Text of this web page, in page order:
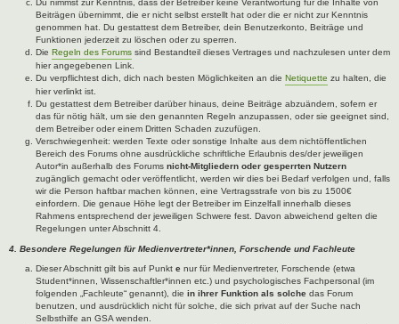
Du nimmst zur Kenntnis, dass der Betreiber keine Verantwortung für die Inhalte von
Beiträgen übernimmt, die er nicht selbst erstellt hat oder die er nicht zur Kenntnis
genommen hat. Du gestattest dem Betreiber, dein Benutzerkonto, Beiträge und
Funktionen jederzeit zu löschen oder zu sperren.
Die Regeln des Forums sind Bestandteil dieses Vertrages und nachzulesen unter dem
hier angegebenen Link.
Du verpflichtest dich, dich nach besten Möglichkeiten an die Netiquette zu halten, die
hier verlinkt ist.
Du gestattest dem Betreiber darüber hinaus, deine Beiträge abzuändern, sofern er
das für nötig hält, um sie den genannten Regeln anzupassen, oder sie geeignet sind,
dem Betreiber oder einem Dritten Schaden zuzufügen.
Verschwiegenheit: werden Texte oder sonstige Inhalte aus dem nichtöffentlichen
Bereich des Forums ohne ausdrückliche schriftliche Erlaubnis des/der jeweiligen
Autor*in außerhalb des Forums nicht-Mitgliedern oder gesperrten Nutzern
zugänglich gemacht oder veröffentlicht, werden wir dies bei Bedarf verfolgen und, falls
wir die Person haftbar machen können, eine Vertragsstrafe von bis zu 1500€
einfordern. Die genaue Höhe legt der Betreiber im Einzelfall innerhalb dieses
Rahmens entsprechend der jeweiligen Schwere fest. Davon abweichend gelten die
Regelungen unter Abschnitt 4.
4. Besondere Regelungen für Medienvertreter*innen, Forschende und Fachleute
Dieser Abschnitt gilt bis auf Punkt e nur für Medienvertreter, Forschende (etwa
Student*innen, Wissenschaftler*innen etc.) und psychologisches Fachpersonal (im
folgenden „Fachleute“ genannt), die in ihrer Funktion als solche das Forum
benutzen, und ausdrücklich nicht für solche, die sich privat auf der Suche nach
Selbsthilfe an GSA wenden.